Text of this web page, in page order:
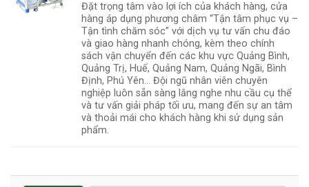
Đặt trọng tâm vào lợi ích của khách hàng, cửa
hàng áp dụng phương châm “Tận tâm phục vụ –
Tận tình chăm sóc” với dịch vụ tư vấn chu đáo
và giao hàng nhanh chóng, kèm theo chính
sách vận chuyển đến các khu vực Quảng Bình,
Quảng Trị, Huế, Quảng Nam, Quảng Ngãi, Bình
Định, Phú Yên... Đội ngũ nhân viên chuyên
nghiệp luôn sẵn sàng lắng nghe nhu cầu cụ thể
và tư vấn giải pháp tối ưu, mang đến sự an tâm
và thoải mái cho khách hàng khi sử dụng sản
phẩm.